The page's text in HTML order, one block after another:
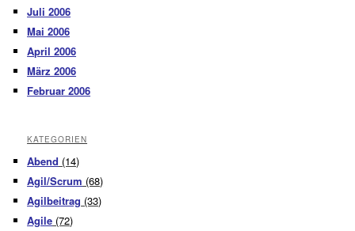
Juli 2006
Mai 2006
April 2006
März 2006
Februar 2006
KATEGORIEN
Abend (14)
Agil/Scrum (68)
Agilbeitrag (33)
Agile (72)